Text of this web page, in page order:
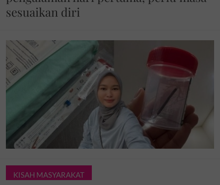
sesuaikan diri
KISAH MASYARAKAT